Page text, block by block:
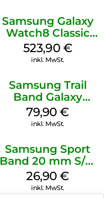
Samsung Galaxy
Watch8 Classic
White
523,90 €
inkl. MwSt.
Samsung Trail
Band Galaxy
Watch Ultra
Orange
79,90€
inkl. MwSt.
Samsung Sport
Band 20 mm S/M
Galaxy Watch4
Serie Graphite
26,90€
inkl. MwSt.